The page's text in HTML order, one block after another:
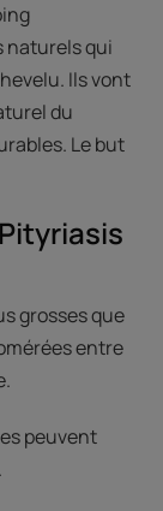
naturels qui
Ils vont
du
Le but
grosses que
entre
peuvent